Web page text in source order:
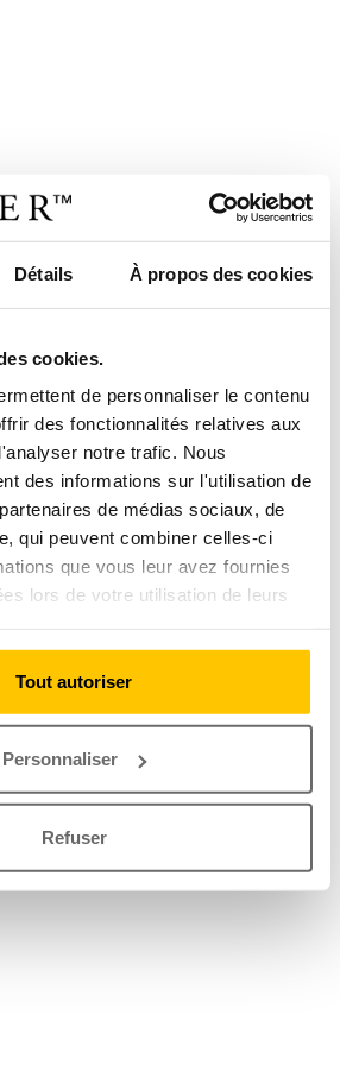
Détails À propos des cookies
cookies.
de personnaliser le contenu
des fonctionnalités relatives aux
notre trafic. Nous
des informations sur l'utilisation de
de médias sociaux, de
qui peuvent combiner celles-ci
que vous leur avez fournies
lors de votre utilisation de leurs
Tout autoriser
Personnaliser
Refuser